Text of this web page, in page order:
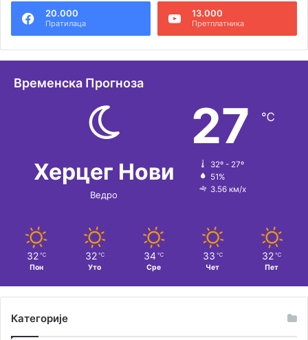
н
т
20.000
Пратилаца
13.000
Претплатника
Временска Прогноза
Херцег Нови
Ведро
27 ℃
32º - 27º
51%
3.56 км/х
32 ℃
Пон
32 ℃
Уто
34 ℃
Сре
33 ℃
Чет
32 ℃
Пет
Категорије